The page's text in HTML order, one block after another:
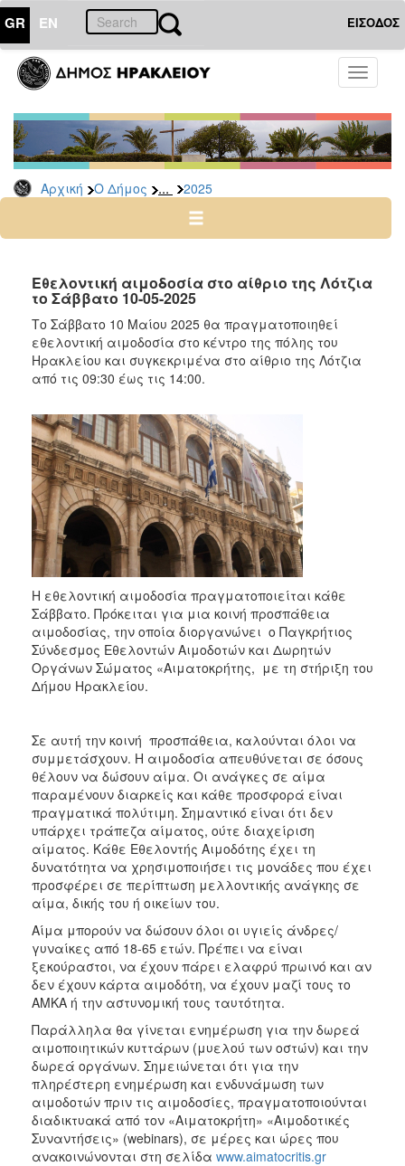
GR EN ΕΙΣΟΔΟΣ
Toggle
Αρχική Ο Δήμος ... 2025
ΔΗΜΟΣ
Δελτία
Τύπου
Αρχείο
2026
2024
2022
2021
2020
2019
2017
2016
2015
2013
2012
2010
2006
ΠΟΛΙΤΙΣΜΟΣ
ΑΝΘΕΚΤΙΚΗ
ΠΟΛΗ
Εθελοντική αιμοδοσία στο αίθριο της Λότζια
το Σάββατο 10-05-2025
Το Σάββατο 10 Mαίου 2025 θα πραγματοποιηθεί
εθελοντική αιμοδοσία στο κέντρο της πόλης του
Ηρακλείου και συγκεκριμένα στο αίθριο της Λότζια
από τις 09:30 έως τις 14:00.
Η εθελοντική αιμοδοσία πραγματοποιείται κάθε
Σάββατο. Πρόκειται για μια κοινή προσπάθεια
αιμοδοσίας, την οποία διοργανώνει ο Παγκρήτιος
Σύνδεσμος Εθελοντών Αιμοδοτών και Δωρητών
Οργάνων Σώματος «Αιματοκρήτης, με τη στήριξη του
Δήμου Ηρακλείου.
Σε αυτή την κοινή προσπάθεια, καλούνται όλοι να
συμμετάσχουν. Η αιμοδοσία απευθύνεται σε όσους
θέλουν να δώσουν αίμα. Οι ανάγκες σε αίμα
παραμένουν διαρκείς και κάθε προσφορά είναι
πραγματικά πολύτιμη. Σημαντικό είναι ότι δεν
υπάρχει τράπεζα αίματος, ούτε διαχείριση
αίματος. Κάθε Εθελοντής Αιμοδότης έχει τη
δυνατότητα να χρησιμοποιήσει τις μονάδες που έχει
προσφέρει σε περίπτωση μελλοντικής ανάγκης σε
αίμα, δικής του ή οικείων του.
Αίμα μπορούν να δώσουν όλοι οι υγιείς άνδρες/
γυναίκες από 18-65 ετών. Πρέπει να είναι
ξεκούραστοι, να έχουν πάρει ελαφρύ πρωινό και αν
δεν έχουν κάρτα αιμοδότη, να έχουν μαζί τους το
ΑΜΚΑ ή την αστυνομική τους ταυτότητα.
Παράλληλα θα γίνεται ενημέρωση για την δωρεά
αιμοποιητικών κυττάρων (μυελού των οστών) και την
δωρεά οργάνων. Σημειώνεται ότι για την
πληρέστερη ενημέρωση και ενδυνάμωση των
αιμοδοτών πριν τις αιμοδοσίες, πραγματοποιούνται
διαδικτυακά από τον «Αιματοκρήτη» «Αιμοδοτικές
Συναντήσεις» (webinars), σε μέρες και ώρες που
ανακοινώνονται στη σελίδα www.aimatocritis.gr